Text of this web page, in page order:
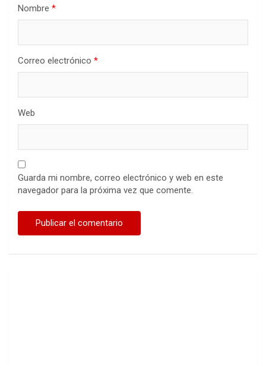
Nombre *
Correo electrónico *
Web
Guarda mi nombre, correo electrónico y web en este
navegador para la próxima vez que comente.